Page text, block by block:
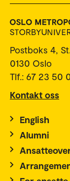
Postboks 4,
0130 Oslo
Tlf.: 67 23 50
Kontakt oss
English
Alumni